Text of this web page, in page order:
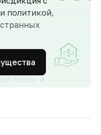
политикой,
поток и
как от